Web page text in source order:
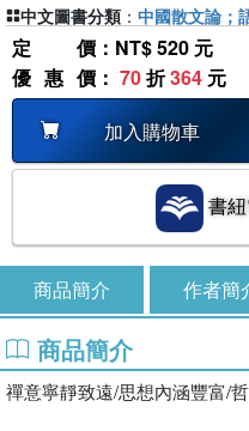
定價 ：NT$ 520 元
優惠價 ： 70折364 元
加入購物車
書
中文圖書分類 ： 中國散文論；
商品簡介 作者簡
商品簡介
禪意寧靜致遠/思想內涵豐富/